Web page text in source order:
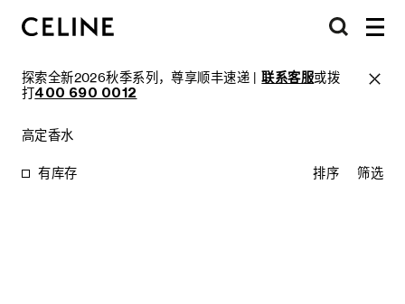
探索全新2026秋季系列，尊享顺丰速递 |联系客服或拨
打400 690 0012
高定香水
有库存 排序 筛选